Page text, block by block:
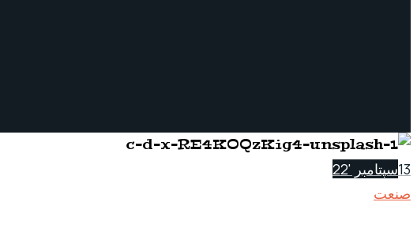
13سپتامبر '22
صنعت